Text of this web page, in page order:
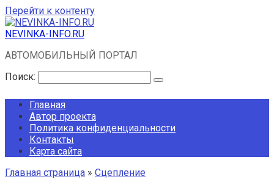
Перейти к контенту
NEVINKA-INFO.RU
АВТОМОБИЛЬНЫЙ ПОРТАЛ
Поиск:
Главная
Автор проекта
Политика конфиденциальности
Контакты
Карта сайта
Главная страница » Сцепление